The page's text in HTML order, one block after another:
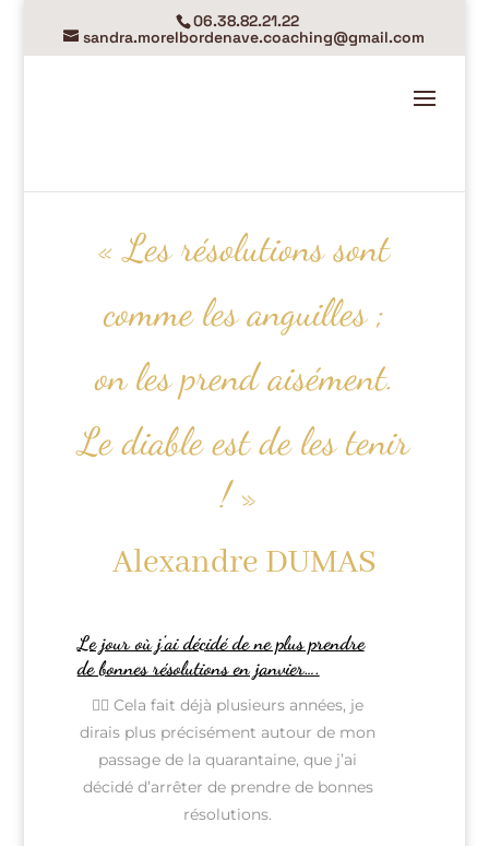
06.38.82.21.22
sandra.morelbordenave.coaching@gmail.com
« Les résolutions sont
commeles anguilles ;
on les prend aisément.
Le diable est de les tenir
! »
Alexandre DUMAS
Le jour où j’ai décidé de ne plus prendre
de bonnes résolutions en janvier….
🙅‍♀️ Cela fait déjà plusieurs années, je
dirais plus précisément autour de mon
passage de la quarantaine, que j’ai
décidé d’arrêter de prendre de bonnes
résolutions.